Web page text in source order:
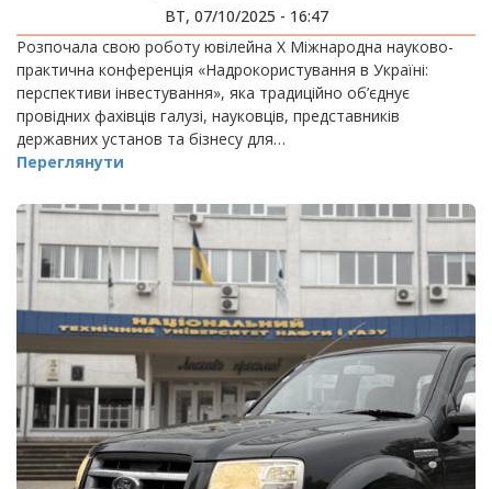
ВТ, 07/10/2025 - 16:47
Розпочала свою роботу ювілейна Х Міжнародна науково-
практична конференція «Надрокористування в Україні:
перспективи інвестування», яка традиційно об’єднує
провідних фахівців галузі, науковців, представників
державних установ та бізнесу для…
Переглянути